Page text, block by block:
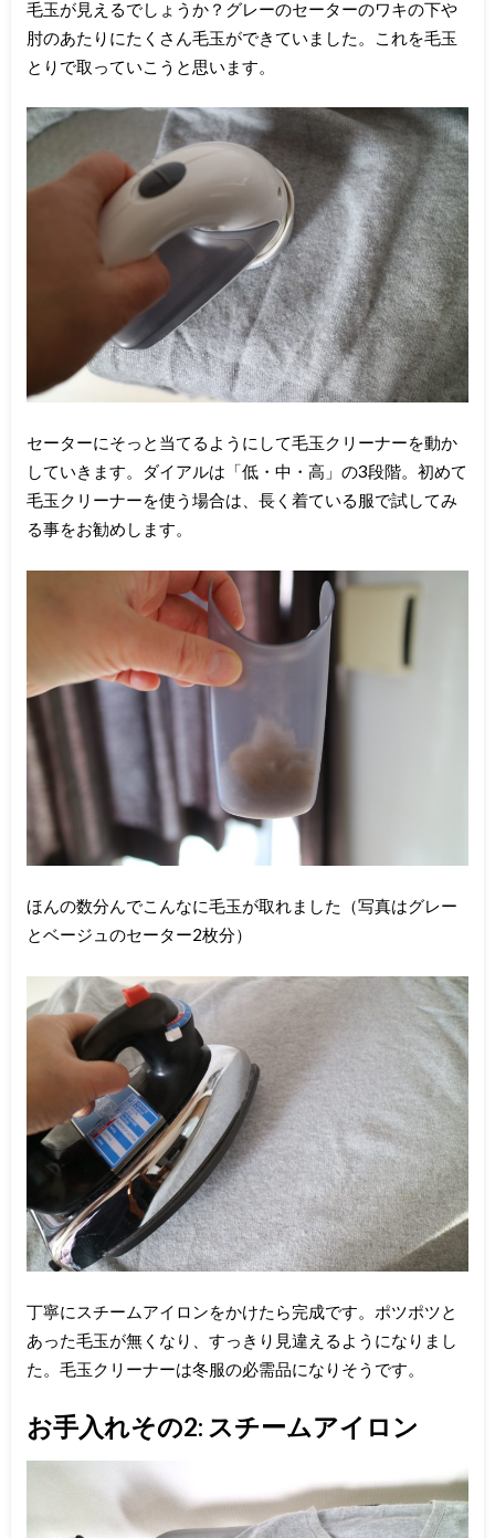
毛玉が見えるでしょうか？グレーのセーターのワキの下や
肘のあたりにたくさん毛玉ができていました。これを毛玉
とりで取っていこうと思います。
セーターにそっと当てるようにして毛玉クリーナーを動か
していきます。ダイアルは「低・中・高」の3段階。初めて
毛玉クリーナーを使う場合は、長く着ている服で試してみ
る事をお勧めします。
ほんの数分んでこんなに毛玉が取れました（写真はグレー
とベージュのセーター2枚分）
丁寧にスチームアイロンをかけたら完成です。ポツポツと
あった毛玉が無くなり、すっきり見違えるようになりまし
た。毛玉クリーナーは冬服の必需品になりそうです。
お手入れその2: スチームアイロン